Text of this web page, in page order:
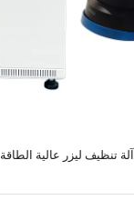
آلة تنظيف ليزر عالية الطاقة